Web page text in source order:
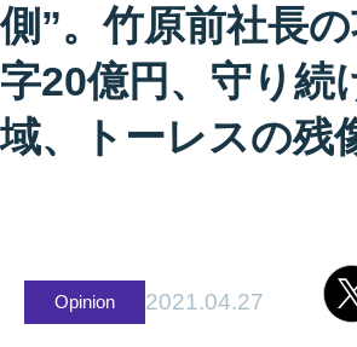
側”。竹原前社長
字20億円、守り続
域、トーレスの残
Opinion 2021.04.27